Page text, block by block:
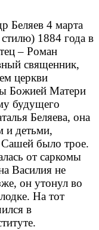
Беляев 4 марта
1884 года в
– Роман
священник,
церкви
Божией Матери
будущего
Беляева, она
и детьми,
Сашей было трое.
от саркомы
Василия не
он утонул во
На тот
в